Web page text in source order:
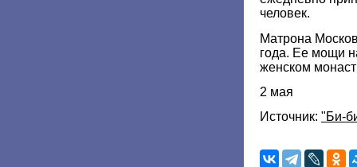
человек.
Матрона
года. Ее мощи
женском
2 мая
Источник: "Би-